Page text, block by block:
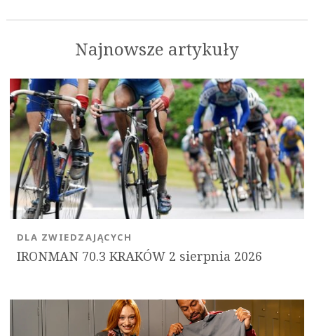
Najnowsze artykuły
IRONMAN 70.3 KRAKÓW 2 sierpnia 2026
DLA ZWIEDZAJĄCYCH